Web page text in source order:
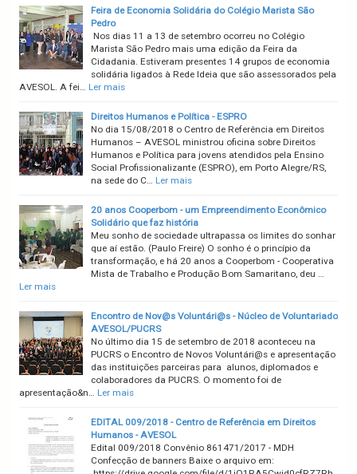
Feira de Economia Solidária do Colégio Marista São
Pedro
Nos dias 11 a 13 de setembro ocorreu no Colégio
Marista São Pedro mais uma edição da Feira da
Cidadania. Estiveram presentes 14 grupos de economia
solidária ligados à Rede Ideia que são assessorados pela
AVESOL. A fei… Ler mais
Direitos Humanos e Política - ESPRO
No dia 15/08/2018 o Centro de Referência em Direitos
Humanos – AVESOL ministrou oficina sobre Direitos
Humanos e Política para jovens atendidos pela Ensino
Social Profissionalizante (ESPRO), em Porto Alegre/RS,
na sede do C… Ler mais
20 anos Cooperbom - um Empreendimento Econômico
Solidário que faz história
Meu sonho de sociedade ultrapassa os limites do sonhar
que aí estão. (Paulo Freire) O sonho é o princípio da
transformação, e há 20 anos a Cooperbom - Cooperativa
Mista de Trabalho e Produção Bom Samaritano, deu …
Ler mais
Encontro de Nov@s Voluntári@s - Núcleo de Voluntariado
AVESOL/PUCRS
No último dia 15 de setembro de 2018 aconteceu na
PUCRS o Encontro de Novos Voluntári@s e apresentação
das instituições parceiras para alunos, diplomados e
colaboradores da PUCRS. O momento foi de
apresentação&n… Ler mais
EDITAL 009/2018 - Centro de Referência em Direitos
Humanos - AVESOL
Edital 009/2018 Convênio 861471/2017 - MDH
Confecção de banners Baixe o arquivo em: